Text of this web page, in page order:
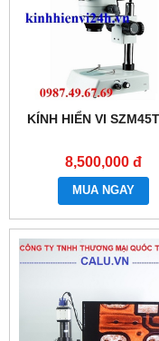
KÍNH HIỂN VI
8,500,000 đ
MUA NGAY